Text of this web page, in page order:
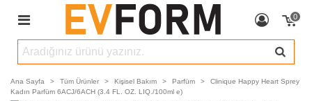
0
Ana Sayfa > Tüm Ürünler > Kişisel Bakım > Parfüm >
Clinique Happy Heart Sprey
Kadın Parfüm 6ACJ/6ACH (3.4 FL. OZ. LIQ./100ml e)